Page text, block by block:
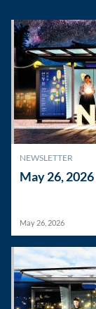
NEWSLETTER
May 26, 2026
May 26, 2026